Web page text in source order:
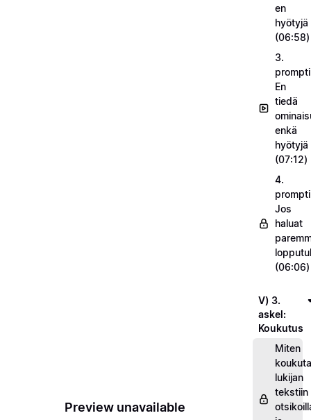
Preview unavailable
en
hyötyjä
(06:58)
3.
En
tiedä
enkä
hyötyjä
(07:12)
4.
Jos
haluat
(06:06)
V) 3.
askel:
Koukutus
Miten
lukijan
tekstiin